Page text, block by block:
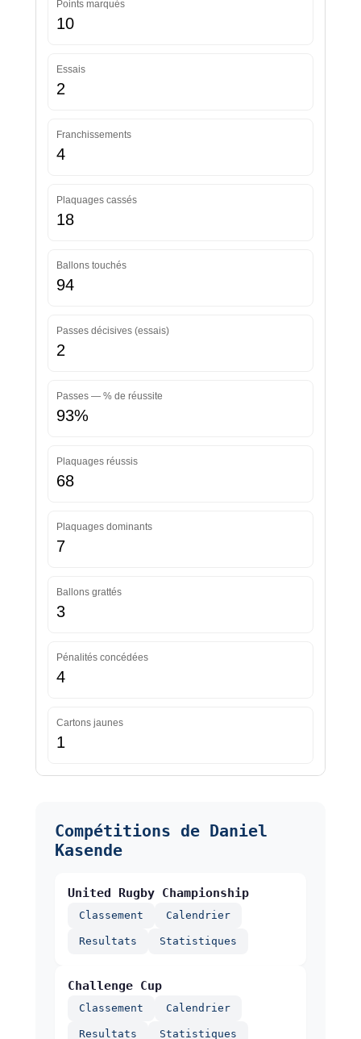
Points marqués
10
Essais
2
Franchissements
4
Plaquages cassés
18
Ballons touchés
94
Passes décisives (essais)
2
Passes — % de réussite
93%
Plaquages réussis
68
Plaquages dominants
7
Ballons grattés
3
Pénalités concédées
4
Cartons jaunes
1
Compétitions de Daniel
Kasende
United Rugby Championship
Classement Calendrier
Resultats Statistiques
Challenge Cup
Classement Calendrier
Resultats Statistiques